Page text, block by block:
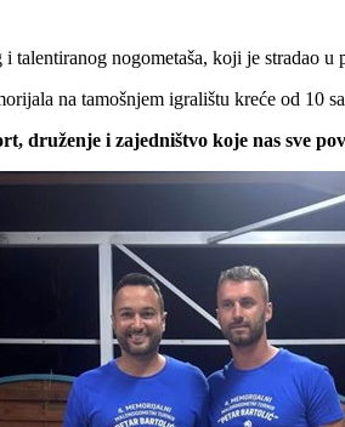
i talentiranog nogometaša, koji je stradao
na tamošnjem igralištu kreće od 10
druženje i zajedništvo koje nas sve